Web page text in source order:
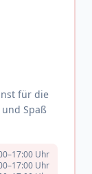
für die
Spaß
Uhr
Uhr